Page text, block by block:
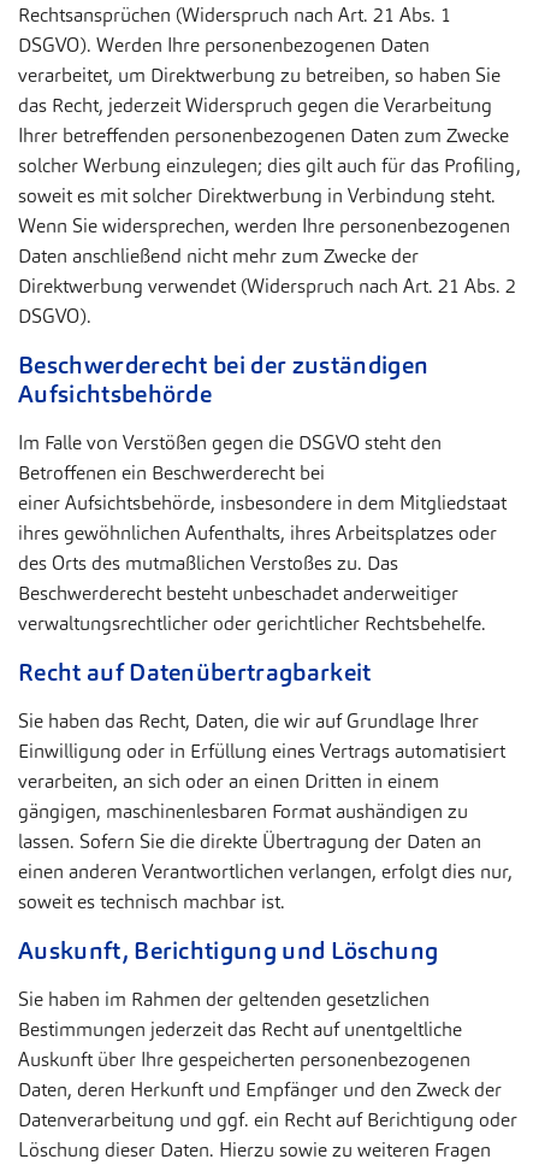
Rechtsansprüchen (Widerspruch nach Art. 21 Abs. 1
DSGVO). Werden Ihre personenbezogenen Daten
verarbeitet, um Direktwerbung zu betreiben, so haben Sie
das Recht, jederzeit Widerspruch gegen die Verarbeitung
Ihrer betreffenden personenbezogenen Daten zum Zwecke
solcher Werbung einzulegen; dies gilt auch für das Profiling,
soweit es mit solcher Direktwerbung in Verbindung steht.
Wenn Sie widersprechen, werden Ihre personenbezogenen
Daten anschließend nicht mehr zum Zwecke der
Direktwerbung verwendet (Widerspruch nach Art. 21 Abs. 2
DSGVO).
Beschwerderecht bei der zuständigen
Aufsichtsbehörde
Im Falle von Verstößen gegen die DSGVO steht den
Betroffenen ein Beschwerderecht bei
einer Aufsichtsbehörde, insbesondere in dem Mitgliedstaat
ihres gewöhnlichen Aufenthalts, ihres Arbeitsplatzes oder
des Orts des mutmaßlichen Verstoßes zu. Das
Beschwerderecht besteht unbeschadet anderweitiger
verwaltungsrechtlicher oder gerichtlicher Rechtsbehelfe.
Recht auf Datenübertragbarkeit
Sie haben das Recht, Daten, die wir auf Grundlage Ihrer
Einwilligung oder in Erfüllung eines Vertrags automatisiert
verarbeiten, an sich oder an einen Dritten in einem
gängigen, maschinenlesbaren Format aushändigen zu
lassen. Sofern Sie die direkte Übertragung der Daten an
einen anderen Verantwortlichen verlangen, erfolgt dies nur,
soweit es technisch machbar ist.
Auskunft, Berichtigung und Löschung
Sie haben im Rahmen der geltenden gesetzlichen
Bestimmungen jederzeit das Recht auf unentgeltliche
Auskunft über Ihre gespeicherten personenbezogenen
Daten, deren Herkunft und Empfänger und den Zweck der
Datenverarbeitung und ggf. ein Recht auf Berichtigung oder
Löschung dieser Daten. Hierzu sowie zu weiteren Fragen